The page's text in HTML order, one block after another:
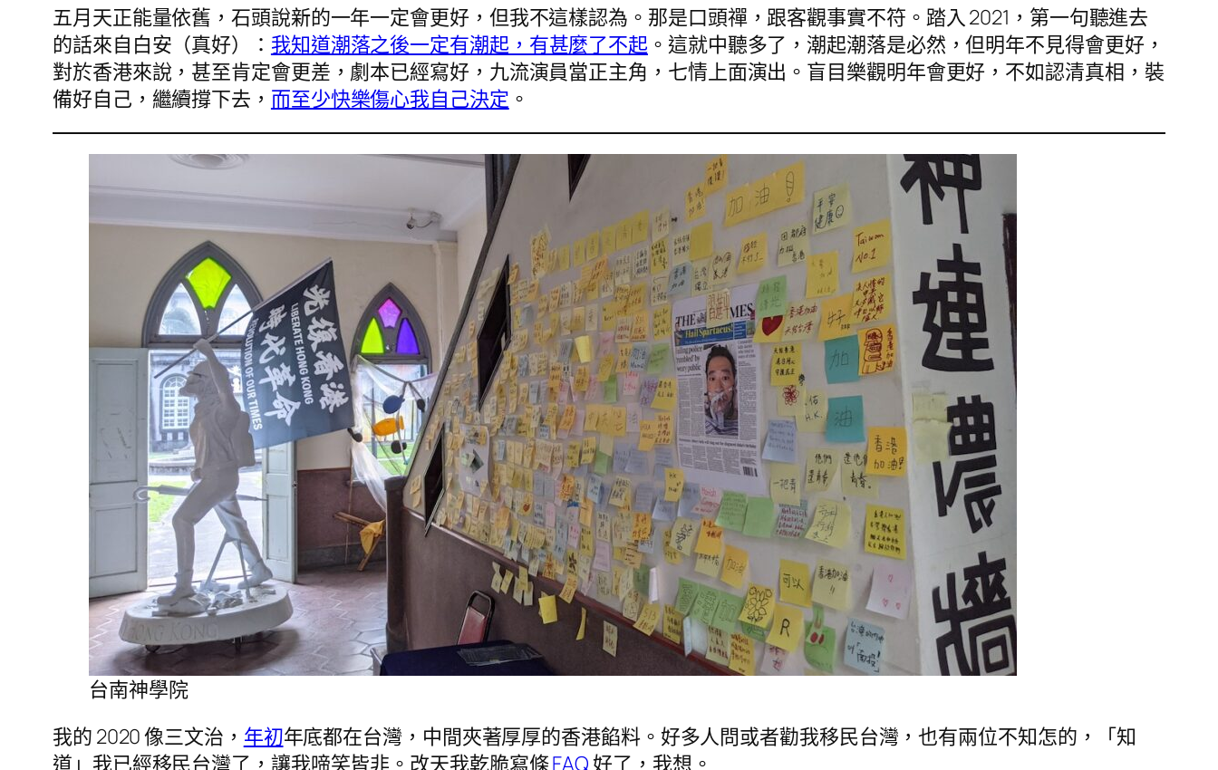
五月天正能量依舊，石頭說新的一年一定會更好，但我不這樣認為。那是口頭禪，跟客觀事實不符。踏入 2021，第一句聽進去
的話來自白安（真好）： 我知道潮落之後一定有潮起，有甚麼了不起 。這就中聽多了，潮起潮落是必然，但明年不見得會更好，
對於香港來說，甚至肯定會更差，劇本已經寫好，九流演員當正主角，七情上面演出。盲目樂觀明年會更好，不如認清真相，裝
備好自己，繼續撐下去， 而至少快樂傷心我自己決定 。
台南神學院
我的 2020 像三文治， 年初年底都在台灣，中間夾著厚厚的香港餡料。好多人問或者勸我移民台灣，也有兩位不知怎的，「知
道」我已經移民台灣了，讓我啼笑皆非。改天我乾脆寫條FAQ好了，我想。